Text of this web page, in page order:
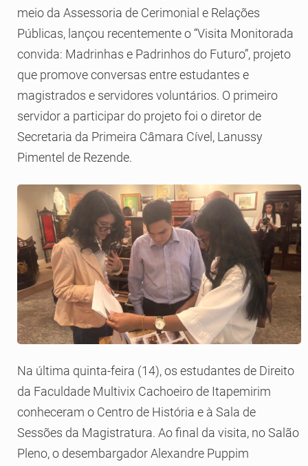
meio da Assessoria de Cerimonial e Relações
Públicas, lançou recentemente o “Visita Monitorada
convida: Madrinhas e Padrinhos do Futuro”, projeto
que promove conversas entre estudantes e
magistrados e servidores voluntários. O primeiro
servidor a participar do projeto foi o diretor de
Secretaria da Primeira Câmara Cível, Lanussy
Pimentel de Rezende.
Na última quinta-feira (14), os estudantes de Direito
da Faculdade Multivix Cachoeiro de Itapemirim
conheceram o Centro de História e à Sala de
Sessões da Magistratura. Ao final da visita, no Salão
Pleno, o desembargador Alexandre Puppim